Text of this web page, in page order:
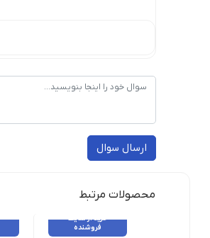
ارسال سوال
محصولات مرتبط
خرید از سایت
فروشنده